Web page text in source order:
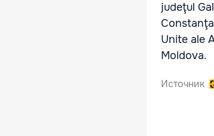
judeţul
Unite ale
Moldova.
Источник